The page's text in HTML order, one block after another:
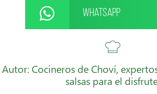
WhatsApp
Autor: Cocineros de Choví,
salsas para el